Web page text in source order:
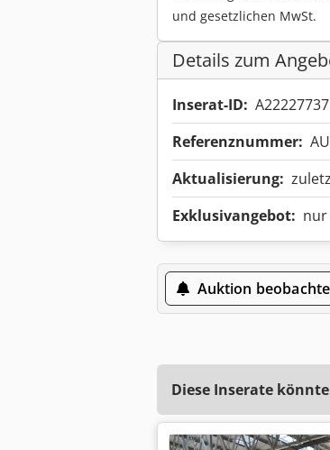
und gesetzlichen MwSt.
Details zum
Inserat-ID: A22227737
Referenznummer:
Aktualisierung:
Exklusivangebot:
Auktion
Diese Inserate